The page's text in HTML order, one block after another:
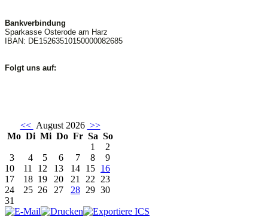
Bankverbindung
Sparkasse Osterode am Harz
IBAN: DE15263510150000082685
Folgt uns auf:
<< August 2026 >>
Mo Di Mi Do Fr Sa So
1
2
3
4 5 6 7 8
9
10
11 12 13 14 15 16
17
18 19 20 21 22 23
24
25 26 27 28 29 30
31